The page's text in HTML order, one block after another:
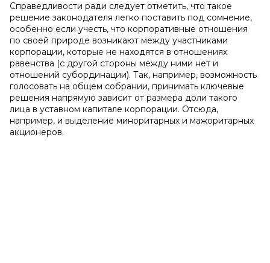
Справедливости ради следует отметить, что такое
решение законодателя легко поставить под сомнение,
особенно если учесть, что корпоративные отношения
по своей природе возникают между участниками
корпорации, которые не находятся в отношениях
равенства (с другой стороны между ними нет и
отношений субординации). Так, например, возможность
голосовать на общем собрании, принимать ключевые
решения напрямую зависит от размера доли такого
лица в уставном капитале корпорации. Отсюда,
например, и выделение миноритарных и мажоритарных
акционеров.